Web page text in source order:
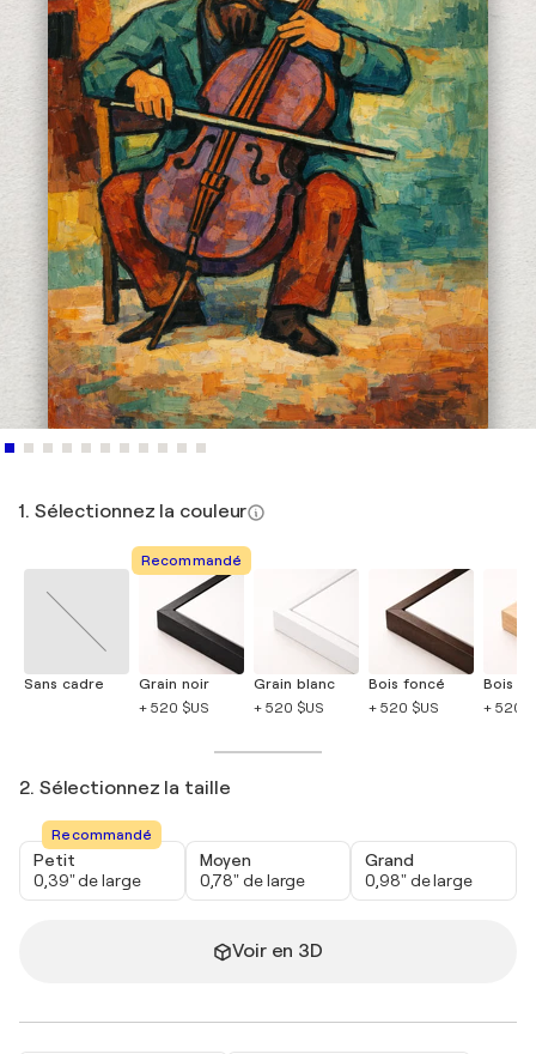
1. Sélectionnez la couleur
Sans cadre
Recommandé
Grain noir
+ 520 $US
Grain blanc
+ 520 $US
Bois foncé
+ 520 $US
Bois
+ 520
2. Sélectionnez la taille
Recommandé
Petit
0,39" de large
Moyen
0,78" de large
Grand
0,98" de large
Voir en 3D